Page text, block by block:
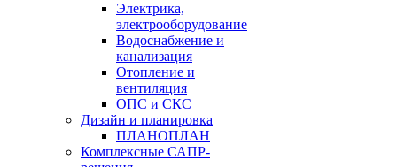
Электрика,
электрооборудование
Водоснабжение и
канализация
Отопление и
вентиляция
ОПС и СКС
Дизайн и планировка
ПЛАНОПЛАН
Комплексные САПР-